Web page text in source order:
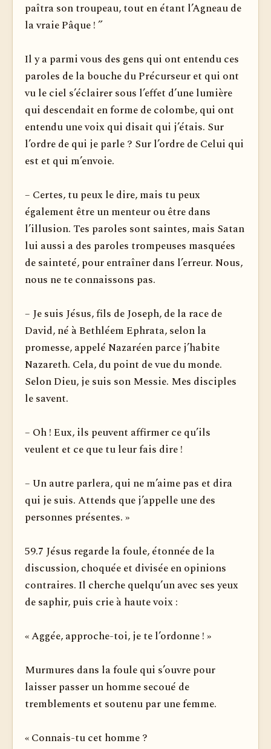
paîtra son troupeau, tout en étant l’Agneau de
la vraie Pâque ! ”
Il y a parmi vous des gens qui ont entendu ces
paroles de la bouche du Précurseur et qui ont
vu le ciel s’éclairer sous l’effet d’une lumière
qui descendait en forme de colombe, qui ont
entendu une voix qui disait qui j’étais. Sur
l’ordre de qui je parle ? Sur l’ordre de Celui qui
est et qui m’envoie.
– Certes, tu peux le dire, mais tu peux
également être un menteur ou être dans
l’illusion. Tes paroles sont saintes, mais Satan
lui aussi a des paroles trompeuses masquées
de sainteté, pour entraîner dans l’erreur. Nous,
nous ne te connaissons pas.
– Je suis Jésus, fils de Joseph, de la race de
David, né à Bethléem Ephrata, selon la
promesse, appelé Nazaréen parce j’habite
Nazareth. Cela, du point de vue du monde.
Selon Dieu, je suis son Messie. Mes disciples
le savent.
– Oh ! Eux, ils peuvent affirmer ce qu’ils
veulent et ce que tu leur fais dire !
– Un autre parlera, qui ne m’aime pas et dira
qui je suis. Attends que j’appelle une des
personnes présentes. »
59.7 Jésus regarde la foule, étonnée de la
discussion, choquée et divisée en opinions
contraires. Il cherche quelqu’un avec ses yeux
de saphir, puis crie à haute voix :
« Aggée, approche-toi, je te l’ordonne ! »
Murmures dans la foule qui s’ouvre pour
laisser passer un homme secoué de
tremblements et soutenu par une femme.
« Connais-tu cet homme ?